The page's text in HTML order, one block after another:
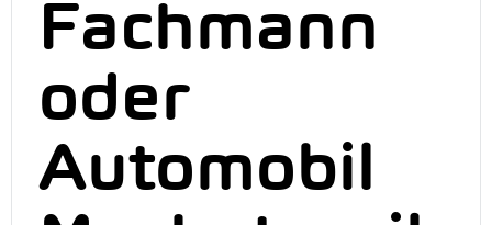
Service
Garage suchen
Fachmann
oder
Automobil